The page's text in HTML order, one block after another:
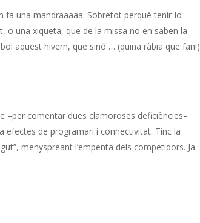
fa una mandraaaaa. Sobretot perquè tenir-lo
o una xiqueta, que de la missa no en saben la
aquest hivern, que sinó … (quina ràbia que fan!)
–per comentar dues clamoroses deficiències–
efectes de programari i connectivitat. Tinc la
menyspreant l’empenta dels competidors. Ja